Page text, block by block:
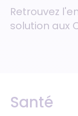
Retrouvez
solution aux
Santé